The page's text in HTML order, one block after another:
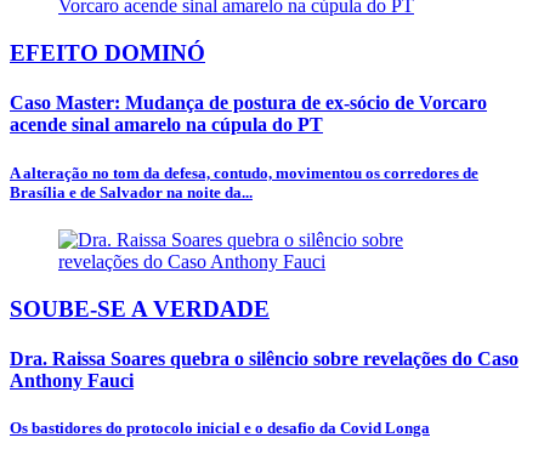
EFEITO DOMINÓ
Caso Master: Mudança de postura de ex-sócio de Vorcaro
acende sinal amarelo na cúpula do PT
A alteração no tom da defesa, contudo, movimentou os corredores de
Brasília e de Salvador na noite da...
SOUBE-SE A VERDADE
Dra. Raissa Soares quebra o silêncio sobre revelações do Caso
Anthony Fauci
Os bastidores do protocolo inicial e o desafio da Covid Longa